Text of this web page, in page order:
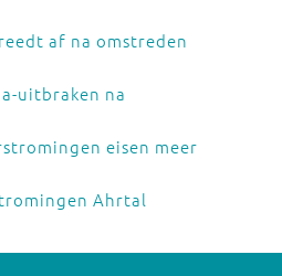
af na omstreden
uitbraken na
eisen meer
Ahrtal